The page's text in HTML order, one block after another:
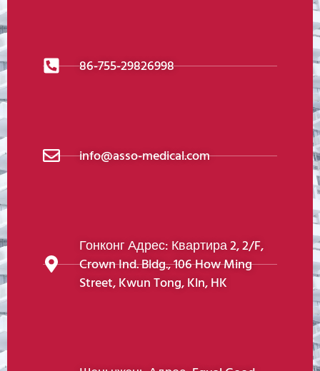
86-755-29826998
info@asso-medical.com
Гонконг Адрес: Квартира 2, 2/F,
Crown Ind. Bldg., 106 How Ming
Street, Kwun Tong, Kln, HK